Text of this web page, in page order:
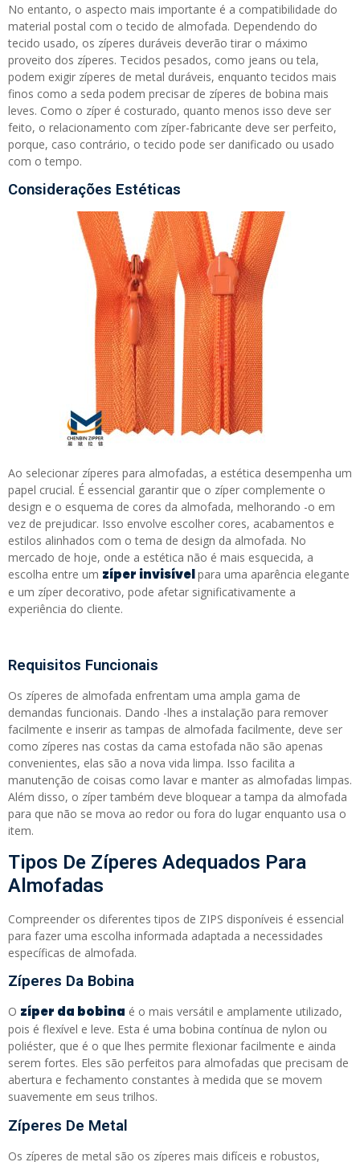
No entanto, o aspecto mais importante é a compatibilidade do
material postal com o tecido de almofada. Dependendo do
tecido usado, os zíperes duráveis ​​deverão tirar o máximo
proveito dos zíperes. Tecidos pesados, como jeans ou tela,
podem exigir zíperes de metal duráveis, enquanto tecidos mais
finos como a seda podem precisar de zíperes de bobina mais
leves. Como o zíper é costurado, quanto menos isso deve ser
feito, o relacionamento com zíper-fabricante deve ser perfeito,
porque, caso contrário, o tecido pode ser danificado ou usado
com o tempo.
Considerações Estéticas
Ao selecionar zíperes para almofadas, a estética desempenha um
papel crucial. É essencial garantir que o zíper complemente o
design e o esquema de cores da almofada, melhorando -o em
vez de prejudicar. Isso envolve escolher cores, acabamentos e
estilos alinhados com o tema de design da almofada. No
mercado de hoje, onde a estética não é mais esquecida, a
escolha entre um zíper invisívelpara uma aparência elegante
e um zíper decorativo, pode afetar significativamente a
experiência do cliente.
Requisitos Funcionais
Os zíperes de almofada enfrentam uma ampla gama de
demandas funcionais. Dando -lhes a instalação para remover
facilmente e inserir as tampas de almofada facilmente, deve ser
como zíperes nas costas da cama estofada não são apenas
convenientes, elas são a nova vida limpa. Isso facilita a
manutenção de coisas como lavar e manter as almofadas limpas.
Além disso, o zíper também deve bloquear a tampa da almofada
para que não se mova ao redor ou fora do lugar enquanto usa o
item.
Tipos De Zíperes Adequados Para
Almofadas
Compreender os diferentes tipos de ZIPS disponíveis é essencial
para fazer uma escolha informada adaptada a necessidades
específicas de almofada.
Zíperes Da Bobina
O zíper da bobina é o mais versátil e amplamente utilizado,
pois é flexível e leve. Esta é uma bobina contínua de nylon ou
poliéster, que é o que lhes permite flexionar facilmente e ainda
serem fortes. Eles são perfeitos para almofadas que precisam de
abertura e fechamento constantes à medida que se movem
suavemente em seus trilhos.
Zíperes De Metal
Os zíperes de metal são os zíperes mais difíceis e robustos,